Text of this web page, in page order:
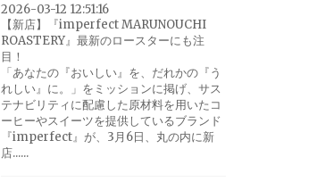
2026-03-12 12:51:16
【新店】『imperfect MARUNOUCHI
ROASTERY』最新のロースターにも注
目！
「あなたの『おいしい』を、だれかの『う
れしい』に。」をミッションに掲げ、サス
テナビリティに配慮した原材料を用いたコ
ーヒーやスイーツを提供しているブランド
『imperfect』が、3月6日、丸の内に新
店......